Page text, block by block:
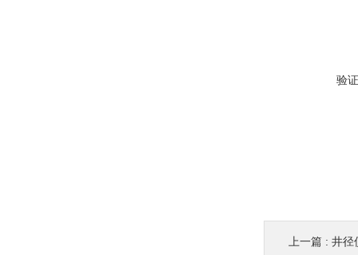
验
上一篇 : 井径